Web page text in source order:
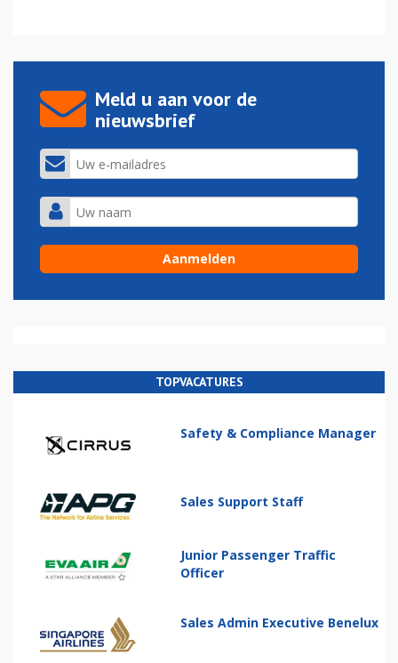
Meld u aan voor de
nieuwsbrief
TOPVACATURES
Safety & Compliance Manager
Sales Support Staff
Junior Passenger Traffic
Officer
Sales Admin Executive Benelux